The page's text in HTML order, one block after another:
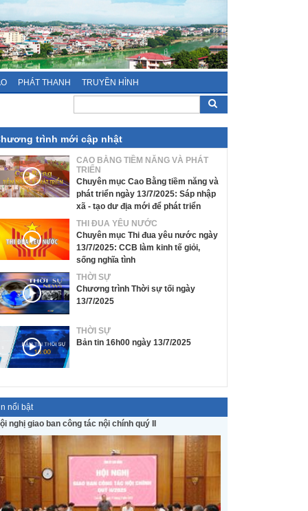
PHÁT THANH TRUYỀN HÌNH
trình mới cập nhật
CAO BẰNG TIỀM NĂNG VÀ PHÁT
TRIỂN
Chuyên mục Cao Bằng tiềm năng và
phát triển ngày 13/7/2025: Sáp nhập
xã - tạo dư địa mới để phát triển
THI ĐUA YÊU NƯỚC
Chuyên mục Thi đua yêu nước ngày
13/7/2025: CCB làm kinh tế giỏi,
sống nghĩa tình
THỜI SỰ
Chương trình Thời sự tối ngày
13/7/2025
THỜI SỰ
Bản tin 16h00 ngày 13/7/2025
nổi bật
nghị giao ban công tác nội chính quý II